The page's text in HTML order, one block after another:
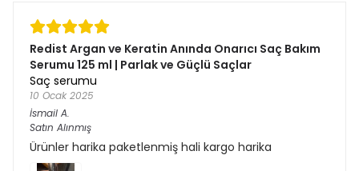
Redist Argan ve Keratin Anında Onarıcı Saç Bakım
Serumu 125 ml | Parlak ve Güçlü Saçlar
Saç serumu
10 Ocak 2025
İsmail A.
Satın Alınmış
Ürünler harika paketlenmiş hali kargo harika